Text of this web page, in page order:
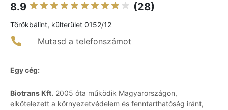
8.9 (28)
Törökbálint, külterület 0152/12
Mutasd a telefonszámot
Egy cég:
Biotrans Kft. 2005 óta működik Magyarországon,
elkötelezett a környezetvédelem és fenntarthatóság iránt,